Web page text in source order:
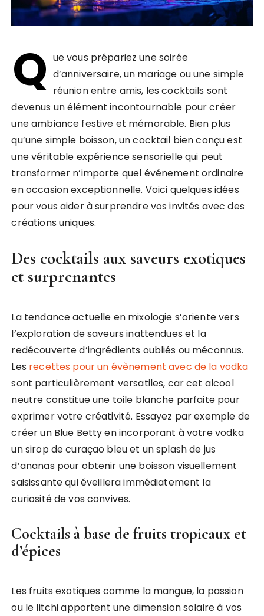
Q ue vous prépariez une soirée
d’anniversaire, un mariage ou une simple
réunion entre amis, les cocktails sont
devenus un élément incontournable pour créer
une ambiance festive et mémorable. Bien plus
qu’une simple boisson, un cocktail bien conçu est
une véritable expérience sensorielle qui peut
transformer n’importe quel événement ordinaire
en occasion exceptionnelle. Voici quelques idées
pour vous aider à surprendre vos invités avec des
créations uniques.
Des cocktails aux saveurs exotiques
et surprenantes
La tendance actuelle en mixologie s’oriente vers
l’exploration de saveurs inattendues et la
redécouverte d’ingrédients oubliés ou méconnus.
Les recettes pour un évènement avec de la vodka
sont particulièrement versatiles, car cet alcool
neutre constitue une toile blanche parfaite pour
exprimer votre créativité. Essayez par exemple de
créer un Blue Betty en incorporant à votre vodka
un sirop de curaçao bleu et un splash de jus
d’ananas pour obtenir une boisson visuellement
saisissante qui éveillera immédiatement la
curiosité de vos convives.
Cocktails à base de fruits tropicaux et
d’épices
Les fruits exotiques comme la mangue, la passion
ou le litchi apportent une dimension solaire à vos